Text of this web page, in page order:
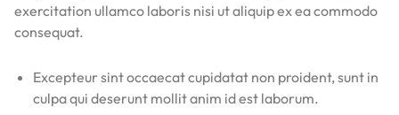
exercitation ullamco laboris nisi ut aliquip ex ea commodo
consequat.
Excepteur sint occaecat cupidatat non proident, sunt in
culpa qui deserunt mollit anim id est laborum.